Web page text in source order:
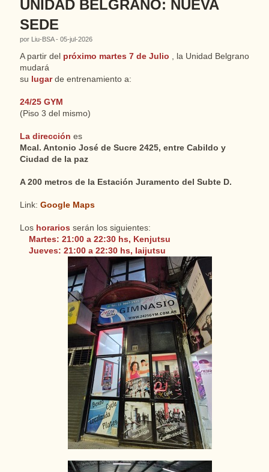
UNIDAD BELGRANO: NUEVA
SEDE
por Liu-BSA - 05-jul-2026
A partir del próximo martes 7 de Julio , la Unidad Belgrano
mudará
su lugar de entrenamiento a:
24/25 GYM
(Piso 3 del mismo)
La dirección es
Mcal. Antonio José de Sucre 2425, entre Cabildo y
Ciudad de la paz
A 200 metros de la Estación Juramento del Subte D.
Link: Google Maps
Los horarios serán los siguientes:
Martes: 21:00 a 22:30 hs, Kenjutsu
Jueves: 21:00 a 22:30 hs, Iaijutsu